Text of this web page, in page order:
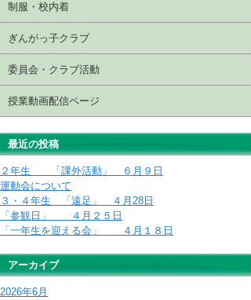
制服・校内着
ぎんがっ子クラブ
委員会・クラブ活動
授業動画配信ページ
最近の投稿
２年生 「課外活動」 ６月９日
運動会について
３・４年生 「遠足」 ４月28日
「参観日」 ４月２５日
「一年生を迎える会」 ４月１８日
アーカイブ
2026年6月